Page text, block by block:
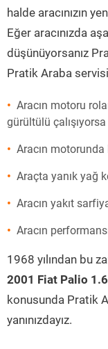
halde aracınızın
Eğer aracınızda
düşünüyorsanız
Pratik Araba
Aracın motoru
gürültülü çalışıyorsa
Aracın motorunda
Araçta yanık yağ
Aracın yakıt
Aracın
1968 yılından bu
2001 Fiat Palio 1.6
konusunda Pratik
yanınızdayız.